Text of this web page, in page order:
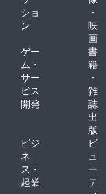
ショ
ン
・
映
画
ゲー
ム・
サー
ビス
開発
書
籍
・
雑
誌
出
版
ビジ
ネ
ス・
起業
ビ
ュ
ー
テ